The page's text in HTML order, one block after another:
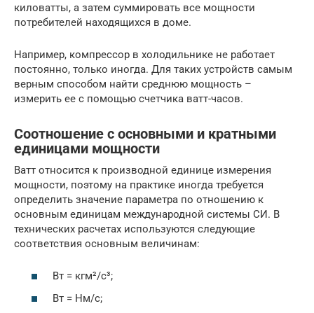
киловатты, а затем суммировать все мощности
потребителей находящихся в доме.
Например, компрессор в холодильнике не работает
постоянно, только иногда. Для таких устройств самым
верным способом найти среднюю мощность –
измерить ее с помощью счетчика ватт-часов.
Соотношение с основными и кратными
единицами мощности
Ватт относится к производной единице измерения
мощности, поэтому на практике иногда требуется
определить значение параметра по отношению к
основным единицам международной системы СИ. В
технических расчетах используются следующие
соответствия основным величинам:
Вт = кгм²/с³;
Вт = Hм/с;